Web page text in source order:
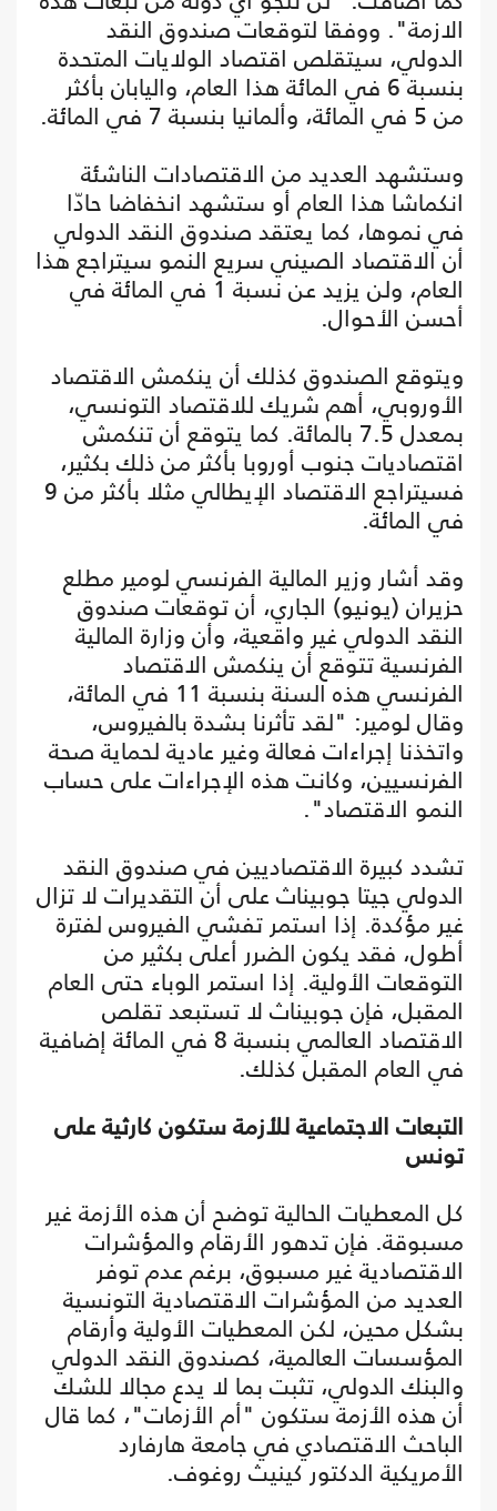
الازمة". ووفقا لتوقعات صندوق النقد
الدولي، سيتقلص اقتصاد الولايات المتحدة
بنسبة 6 في المائة هذا العام، واليابان بأكثر
من 5 في المائة، وألمانيا بنسبة 7 في المائة.
وستشهد العديد من الاقتصادات الناشئة
انكماشا هذا العام أو ستشهد انخفاضا حادّا
في نموها، كما يعتقد صندوق النقد الدولي
أن الاقتصاد الصيني سريع النمو سيتراجع هذا
العام، ولن يزيد عن نسبة 1 في المائة في
أحسن الأحوال.
ويتوقع الصندوق كذلك أن ينكمش الاقتصاد
الأوروبي، أهم شريك للاقتصاد التونسي،
بمعدل 7.5 بالمائة. كما يتوقع أن تنكمش
اقتصاديات جنوب أوروبا بأكثر من ذلك بكثير،
فسيتراجع الاقتصاد الإيطالي مثلا بأكثر من 9
في المائة.
وقد أشار وزير المالية الفرنسي لومير مطلع
حزيران (يونيو) الجاري، أن توقعات صندوق
النقد الدولي غير واقعية، وأن وزارة المالية
الفرنسية تتوقع أن ينكمش الاقتصاد
الفرنسي هذه السنة بنسبة 11 في المائة،
وقال لومير: "لقد تأثرنا بشدة بالفيروس،
واتخذنا إجراءات فعالة وغير عادية لحماية صحة
الفرنسيين، وكانت هذه الإجراءات على حساب
النمو الاقتصاد".
تشدد كبيرة الاقتصاديين في صندوق النقد
الدولي جيتا جوبيناث على أن التقديرات لا تزال
غير مؤكدة. إذا استمر تفشي الفيروس لفترة
أطول، فقد يكون الضرر أعلى بكثير من
التوقعات الأولية. إذا استمر الوباء حتى العام
المقبل، فإن جوبيناث لا تستبعد تقلص
الاقتصاد العالمي بنسبة 8 في المائة إضافية
في العام المقبل كذلك.
التبعات الاجتماعية للأزمة ستكون كارثية على
تونس
كل المعطيات الحالية توضح أن هذه الأزمة غير
مسبوقة. فإن تدهور الأرقام والمؤشرات
الاقتصادية غير مسبوق، برغم عدم توفر
العديد من المؤشرات الاقتصادية التونسية
بشكل محين، لكن المعطيات الأولية وأرقام
المؤسسات العالمية، كصندوق النقد الدولي
والبنك الدولي، تثبت بما لا يدع مجالا للشك
أن هذه الأزمة ستكون "أم الأزمات"، كما قال
الباحث الاقتصادي في جامعة هارفارد
الأمريكية الدكتور كينيث روغوف.